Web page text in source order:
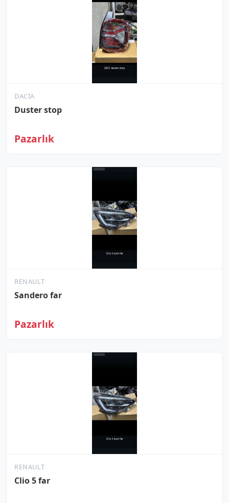
DACIA
Duster stop
Pazarlık
RENAULT
Sandero far
Pazarlık
RENAULT
Clio 5 far